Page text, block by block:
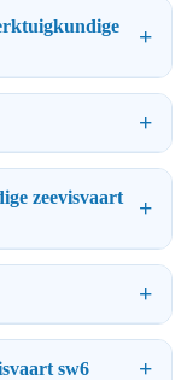
zeevisvaart
sw6